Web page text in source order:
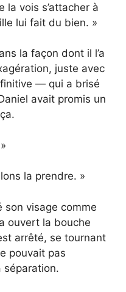
la vois s’attacher à
lui fait du bien. »
la façon dont il l’a
juste avec
— qui a brisé
avait promis un
la prendre. »
son visage comme
ouvert la bouche
arrêté, se tournant
pouvait pas
séparation.